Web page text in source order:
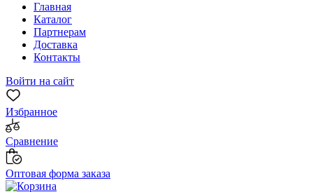
Главная
Каталог
Партнерам
Доставка
Контакты
Войти на сайт
Избранное
Сравнение
Оптовая форма заказа